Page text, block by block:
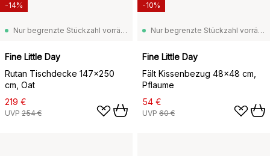
Nur begrenzte Stückzahl vorrätig
Fine Little Day
Rutan Tischdecke 147x250
cm, Oat
219 €
UVP 254 €
-14%
Nur begrenzte Stückzahl vorrätig
Fine Little Day
Fält Kissenbezug 48x48 cm,
Pflaume
54 €
UVP 60 €
-10%